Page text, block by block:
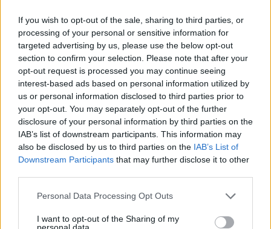
If you wish to opt-out of the sale, sharing to third parties, or
processing of your personal or sensitive information for
targeted advertising by us, please use the below opt-out
section to confirm your selection. Please note that after your
opt-out request is processed you may continue seeing
interest-based ads based on personal information utilized by
us or personal information disclosed to third parties prior to
your opt-out. You may separately opt-out of the further
disclosure of your personal information by third parties on the
IAB’s list of downstream participants. This information may
also be disclosed by us to third parties on the IAB’s List of
Downstream Participants that may further disclose it to other
Please note that this website/app uses one or more Google
not limited to your visit or usage behaviour. You may click to
Personal Data Processing Opt Outs
I want to opt-out of the Sharing of my
personal data.
Ο Πασινιάν μίλησε με τον πρόεδρο της Γαλλίας και τον
ΥΠΕΞ των ΗΠΑ
Στο πλαίσιο των αναταραχών στον θύλακα, ο
πρωθυπουργός της Αρμενίας Νικόλ Πασινιάν
Γαλλίας και τον υπουργό Εξωτερικών των ΗΠΑ.
Ναζελί Μπαγντασαριάν, ο Πασινιάν και ο